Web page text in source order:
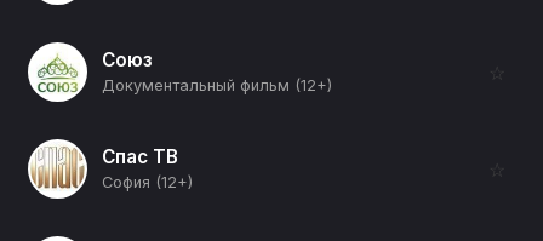
Союз
Документальный фильм (12+)
☆
Спас ТВ
София (12+)
☆